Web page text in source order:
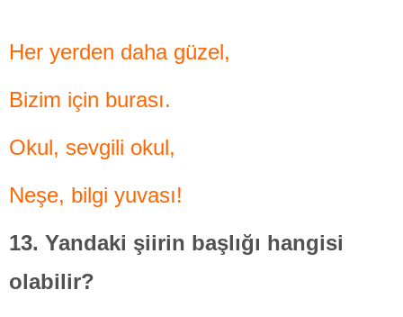
Her yerden daha güzel,
Bizim için burası.
Okul, sevgili okul,
Neşe, bilgi yuvası!
13. Yandaki şiirin başlığı hangisi
olabilir?